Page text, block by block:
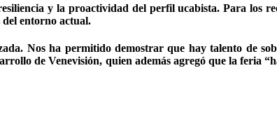
y la proactividad del perfil ucabista. Para los
del entorno actual.
Nos ha permitido demostrar que hay talento de
de Venevisión, quien además agregó que la feria